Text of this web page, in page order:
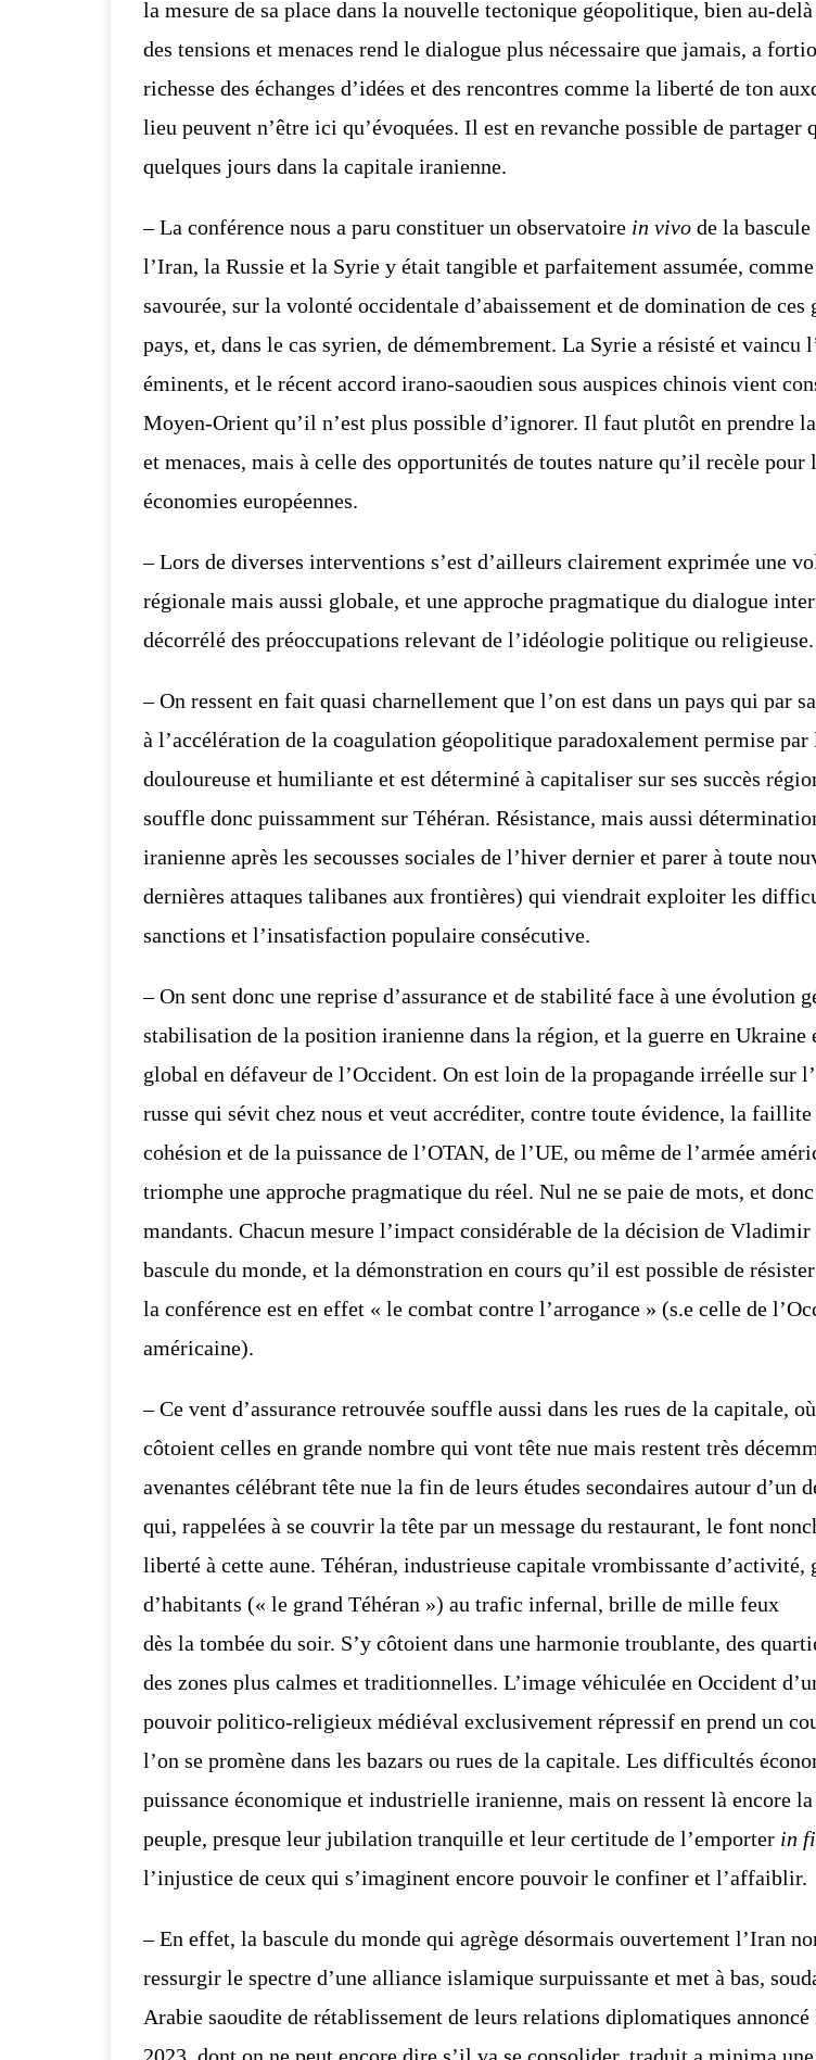
la mesure de sa place dans la nouvelle tectonique géopolitique, bien au-delà
des tensions et menaces rend le dialogue plus nécessaire que jamais, a
richesse des échanges d’idées et des rencontres comme la liberté de ton
lieu peuvent n’être ici qu’évoquées. Il est en revanche possible de partager
quelques jours dans la capitale iranienne.
– La conférence nous a paru constituer un observatoire in vivo de la
l’Iran, la Russie et la Syrie y était tangible et parfaitement assumée,
savourée, sur la volonté occidentale d’abaissement et de domination de ces
pays, et, dans le cas syrien, de démembrement. La Syrie a résisté et vaincu
éminents, et le récent accord irano-saoudien sous auspices chinois vient
Moyen-Orient qu’il n’est plus possible d’ignorer. Il faut plutôt en prendre
et menaces, mais à celle des opportunités de toutes nature qu’il recèle
économies européennes.
– Lors de diverses interventions s’est d’ailleurs clairement exprimée une
régionale mais aussi globale, et une approche pragmatique du dialogue
décorrélé des préoccupations relevant de l’idéologie politique ou
– On ressent en fait quasi charnellement que l’on est dans un pays qui par
à l’accélération de la coagulation géopolitique paradoxalement permise
douloureuse et humiliante et est déterminé à capitaliser sur ses succès
souffle donc puissamment sur Téhéran. Résistance, mais aussi
iranienne après les secousses sociales de l’hiver dernier et parer à toute
dernières attaques talibanes aux frontières) qui viendrait exploiter les
sanctions et l’insatisfaction populaire consécutive.
– On sent donc une reprise d’assurance et de stabilité face à une évolution
stabilisation de la position iranienne dans la région, et la guerre en
global en défaveur de l’Occident. On est loin de la propagande irréelle sur
russe qui sévit chez nous et veut accréditer, contre toute évidence, la
cohésion et de la puissance de l’OTAN, de l’UE, ou même de l’armée
triomphe une approche pragmatique du réel. Nul ne se paie de mots, et
mandants. Chacun mesure l’impact considérable de la décision de
bascule du monde, et la démonstration en cours qu’il est possible de
la conférence est en effet « le combat contre l’arrogance » (s.e celle de
américaine).
– Ce vent d’assurance retrouvée souffle aussi dans les rues de la capitale,
côtoient celles en grande nombre qui vont tête nue mais restent très
avenantes célébrant tête nue la fin de leurs études secondaires autour d’un
qui, rappelées à se couvrir la tête par un message du restaurant, le font
liberté à cette aune. Téhéran, industrieuse capitale vrombissante
d’habitants (« le grand Téhéran ») au trafic infernal, brille de mille feux
dès la tombée du soir. S’y côtoient dans une harmonie troublante, des
des zones plus calmes et traditionnelles. L’image véhiculée en Occident
pouvoir politico-religieux médiéval exclusivement répressif en prend un
l’on se promène dans les bazars ou rues de la capitale. Les difficultés
puissance économique et industrielle iranienne, mais on ressent là encore
peuple, presque leur jubilation tranquille et leur certitude de l’emporter in
l’injustice de ceux qui s’imaginent encore pouvoir le confiner et l’affaiblir.
– En effet, la bascule du monde qui agrège désormais ouvertement l’Iran
ressurgir le spectre d’une alliance islamique surpuissante et met à bas,
Arabie saoudite de rétablissement de leurs relations diplomatiques annoncé
2023, dont on ne peut encore dire s’il va se consolider, traduit a minima une